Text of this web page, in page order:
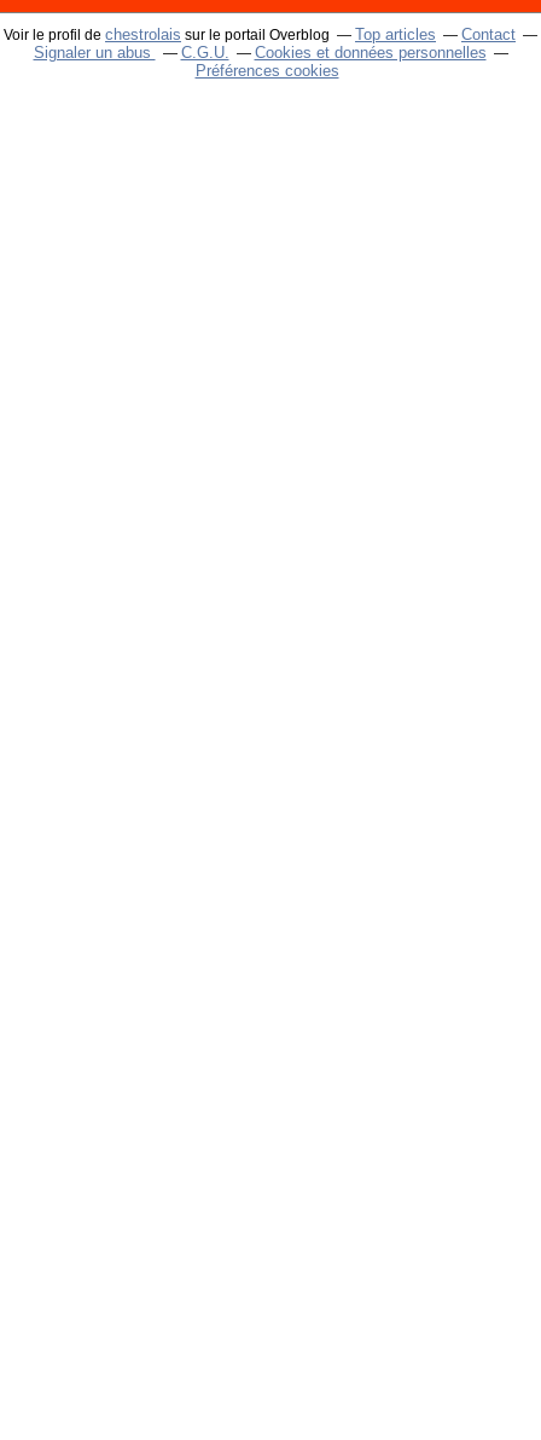
Voir le profil de chestrolais sur le portail Overblog Top articles
Contact
Signaler un abus
C.G.U.
Cookies et données personnelles
Préférences cookies